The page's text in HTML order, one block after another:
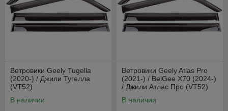
Ветровики Geely Tugella
(2020-) / Джили Тугелла
(VT52)
В наличии
Ветровики Geely Atlas Pro
(2021-) / BelGee X70 (2024-)
/ Джили Атлас Про (VT52)
В наличии